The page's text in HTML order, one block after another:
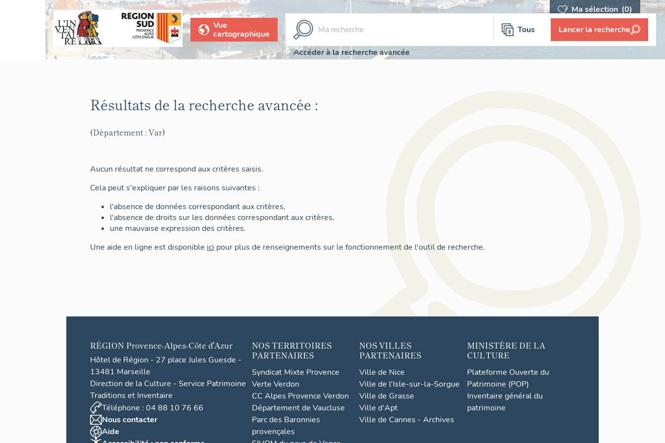
Ma sélection (0)
Vue
cartographique
Tous Lancer la recherche
Accéder à la recherche avancée
Résultats de la recherche avancée :
(Département : Var)
Aucun résultat ne correspond aux critères saisis.
Cela peut s'expliquer par les raisons suivantes :
l'absence de données correspondant aux critères,
l'absence de droits sur les données correspondant aux critères,
une mauvaise expression des critères.
Une aide en ligne est disponible ici pour plus de renseignements sur le fonctionnement de l'outil de recherche.
RÉGION Provence-Alpes-Côte d'Azur
Hôtel de Région - 27 place Jules Guesde -
13481 Marseille
Direction de la Culture - Service Patrimoine
Traditions et Inventaire
Téléphone : 04 88 10 76 66
Nous contacter
Aide
NOS TERRITOIRES
PARTENAIRES
Syndicat Mixte Provence
Verte Verdon
CC Alpes Provence Verdon
Département de Vaucluse
Parc des Baronnies
provençales
NOS VILLES
PARTENAIRES
Ville de Nice
Ville de l'Isle-sur-la-Sorgue
Ville de Grasse
Ville d'Apt
Ville de Cannes - Archives
MINISTÈRE DE LA
CULTURE
Plateforme Ouverte du
Patrimoine (POP)
Inventaire général du
patrimoine